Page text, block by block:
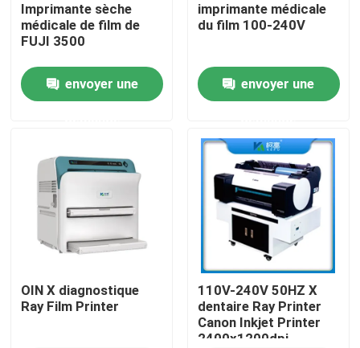
Produits
A propos de nous
Contrôle de la qualité
Contact
nouvelles
Imprimante sèche
médicale de film de
FUJI 3500
envoyer une
imprimante médicale
du film 100-240V
envoyer une
OIN X diagnostique
Ray Film Printer
110V-240V 50HZ X
dentaire Ray Printer
Canon Inkjet Printer
2400x1200dpi